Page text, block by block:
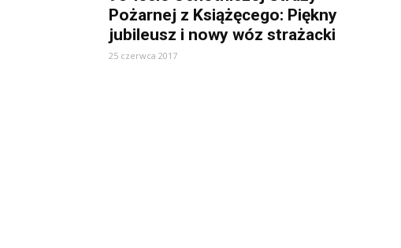
Pożarnej z Książęcego: Piękny
jubileusz i nowy wóz strażacki
25 czerwca 2017